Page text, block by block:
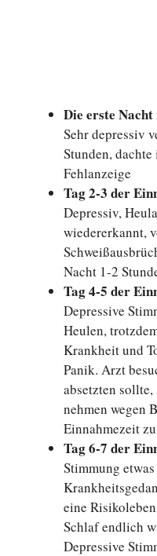
Die erste
Sehr depressiv
Stunden,
Fehlanzeige
Tag 2-3 der
Depressiv,
wiedererkannt,
Nacht 1-2
Tag 4-5 der
Depressive
Heulen,
Krankheit und
Panik. Arzt
absetzten
nehmen wegen
Einnahmezeit
Tag 6-7 der
Stimmung
eine
Schlaf endlich
Depressive